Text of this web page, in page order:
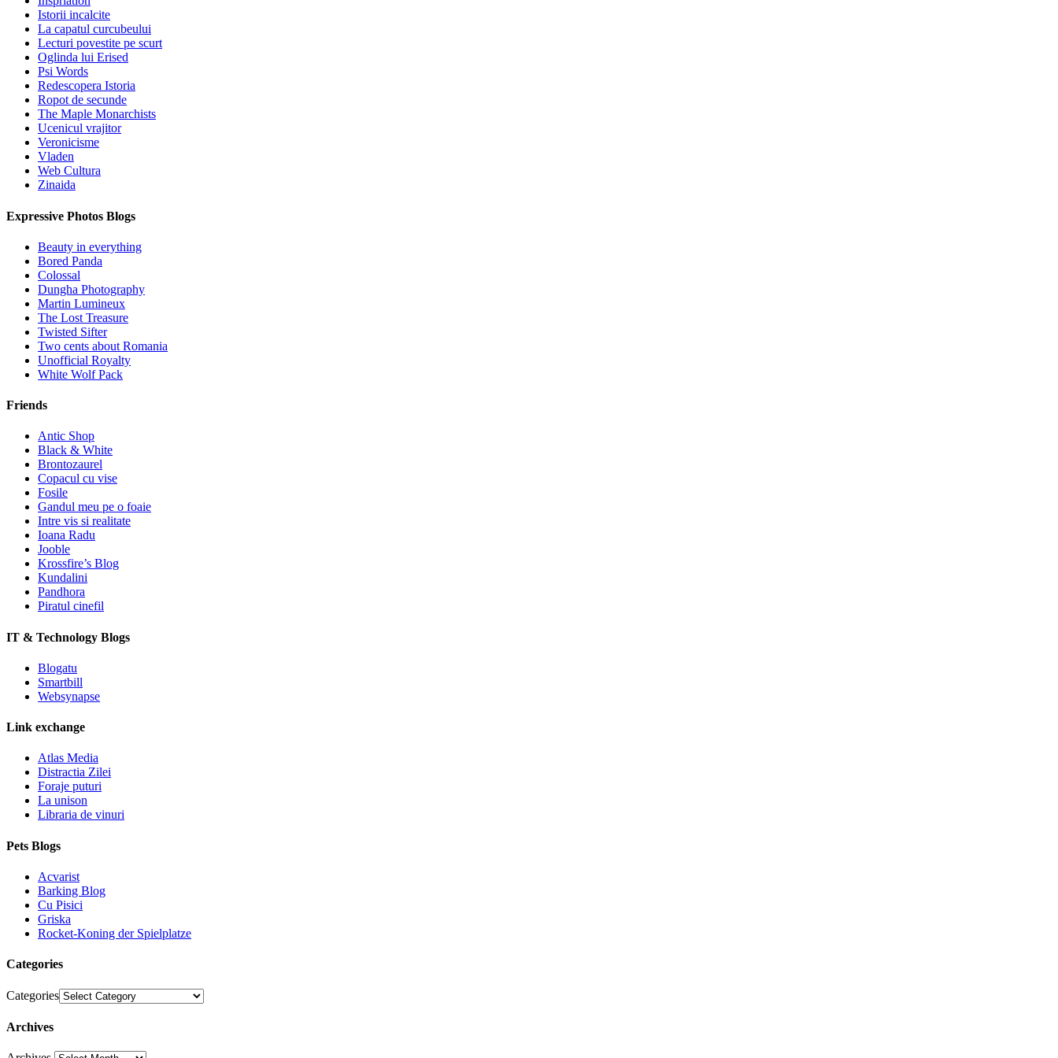
Istorii incalcite
La capatul curcubeului
Lecturi povestite pe scurt
Oglinda lui Erised
Psi Words
Redescopera Istoria
Ropot de secunde
The Maple Monarchists
Ucenicul vrajitor
Veronicisme
Vladen
Web Cultura
Zinaida
Expressive Photos Blogs
Beauty in everything
Bored Panda
Colossal
Dungha Photography
Martin Lumineux
The Lost Treasure
Twisted Sifter
Two cents about Romania
Unofficial Royalty
White Wolf Pack
Friends
Antic Shop
Black & White
Brontozaurel
Copacul cu vise
Fosile
Gandul meu pe o foaie
Intre vis si realitate
Ioana Radu
Jooble
Krossfire’s Blog
Kundalini
Pandhora
Piratul cinefil
IT & Technology Blogs
Blogatu
Smartbill
Websynapse
Link exchange
Atlas Media
Distractia Zilei
Foraje puturi
La unison
Libraria de vinuri
Pets Blogs
Acvarist
Barking Blog
Cu Pisici
Griska
Rocket-Koning der Spielplatze
Categories
Categories
Archives